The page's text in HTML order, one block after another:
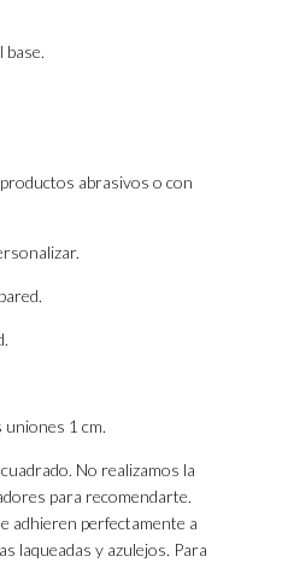
base.
abrasivos o con
uniones 1 cm.
No realizamos la
para recomendarte.
adhieren perfectamente a
laqueadas y azulejos. Para